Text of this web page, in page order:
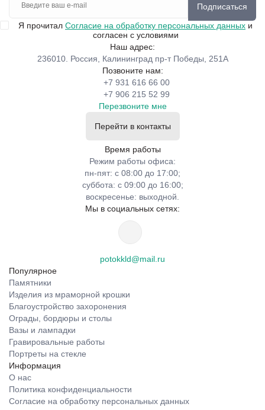
Подписаться
Я прочитал Согласие на обработку персональных данных и
согласен с условиями
Наш адрес:
236010. Россия, Калининград пр-т Победы, 251А
Позвоните нам:
+7 931 616 66 00
+7 906 215 52 99
Перезвоните мне
Перейти в контакты
Время работы
Режим работы офиса:
пн-пят: с 08:00 до 17:00;
суббота: с 09:00 до 16:00;
воскресенье: выходной.
Мы в социальных сетях:
potokkld@mail.ru
Популярное
Памятники
Изделия из мраморной крошки
Благоустройство захоронения
Ограды, бордюры и столы
Вазы и лампадки
Гравировальные работы
Портреты на стекле
Информация
О нас
Политика конфиденциальности
Согласие на обработку персональных данных